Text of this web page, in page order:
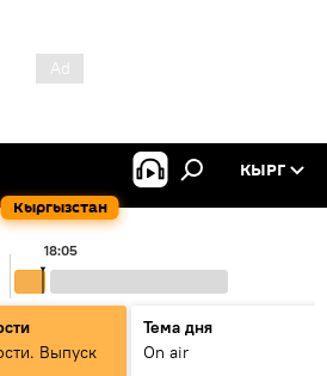
Кыргызстан
КЫРГ
18:05
Выпуск
Тема дня
On air